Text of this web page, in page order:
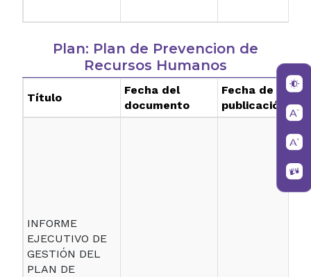
Plan: Plan de Prevencion de
Recursos Humanos
Título
Fecha del
documento
Fecha de
publicación
INFORME
EJECUTIVO DE
GESTIÓN DEL
PLAN DE